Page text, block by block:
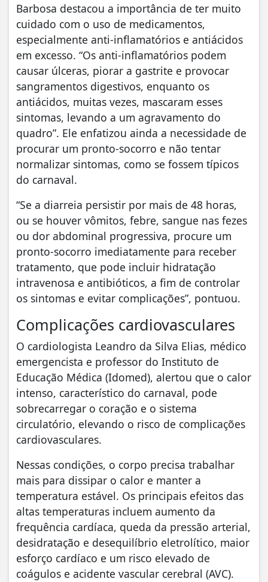
Barbosa destacou a importância de ter muito
cuidado com o uso de medicamentos,
especialmente anti-inflamatórios e antiácidos
em excesso. “Os anti-inflamatórios podem
causar úlceras, piorar a gastrite e provocar
sangramentos digestivos, enquanto os
antiácidos, muitas vezes, mascaram esses
sintomas, levando a um agravamento do
quadro”. Ele enfatizou ainda a necessidade de
procurar um pronto-socorro e não tentar
normalizar sintomas, como se fossem típicos
do carnaval.
“Se a diarreia persistir por mais de 48 horas,
ou se houver vômitos, febre, sangue nas fezes
ou dor abdominal progressiva, procure um
pronto-socorro imediatamente para receber
tratamento, que pode incluir hidratação
intravenosa e antibióticos, a fim de controlar
os sintomas e evitar complicações”, pontuou.
Complicações cardiovasculares
O cardiologista Leandro da Silva Elias, médico
emergencista e professor do Instituto de
Educação Médica (Idomed), alertou que o calor
intenso, característico do carnaval, pode
sobrecarregar o coração e o sistema
circulatório, elevando o risco de complicações
cardiovasculares.
Nessas condições, o corpo precisa trabalhar
mais para dissipar o calor e manter a
temperatura estável. Os principais efeitos das
altas temperaturas incluem aumento da
frequência cardíaca, queda da pressão arterial,
desidratação e desequilíbrio eletrolítico, maior
esforço cardíaco e um risco elevado de
coágulos e acidente vascular cerebral (AVC).